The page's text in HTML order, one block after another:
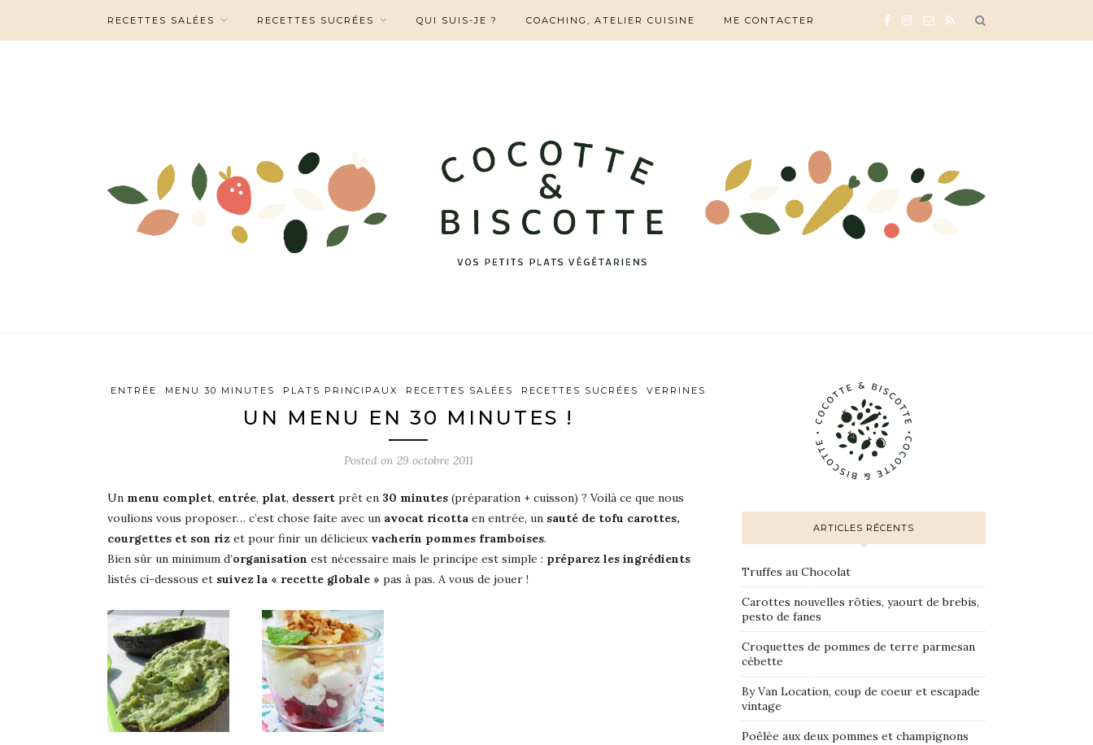
RECETTES SALÉES RECETTES SUCRÉES QUI SUIS-JE ? COACHING, ATELIER CUISINE ME CONTACTER
ENTRÉE MENU 30 MINUTES PLATS PRINCIPAUX RECETTES SALÉES RECETTES SUCRÉES VERRINES
UN MENU EN 30 MINUTES !
Posted on 29 octobre 2011
Un menu complet, entrée, plat, dessert prêt en 30 minutes (préparation + cuisson) ? Voilà ce que nous
voulions vous proposer… c’est chose faite avec un avocat ricotta en entrée, un sauté de tofu carottes,
courgettes et son riz et pour finir un délicieux vacherin pommes framboises.
Bien sûr un minimum d’organisation est nécessaire mais le principe est simple : préparez les ingrédients
listés ci-dessous et suivez la « recette globale » pas à pas. A vous de jouer !
ARTICLES RÉCENTS
Truffes au Chocolat
Carottes nouvelles rôties, yaourt de brebis,
pesto de fanes
Croquettes de pommes de terre parmesan
cébette
By Van Location, coup de coeur et escapade
vintage
Poêlée aux deux pommes et champignons